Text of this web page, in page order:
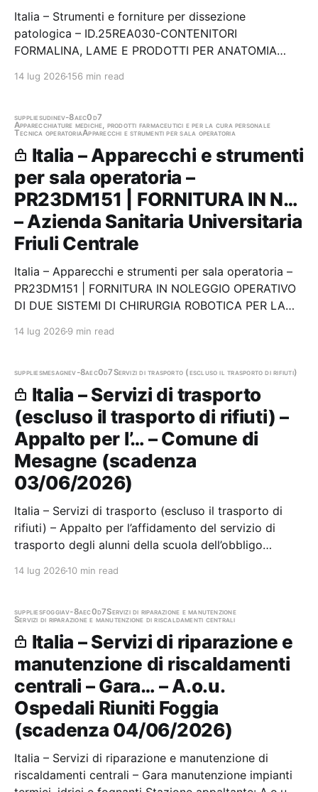
Italia – Strumenti e forniture per dissezione
patologica – ID.25REA030-CONTENITORI
FORMALINA, LAME E PRODOTTI PER ANATOMIA
di Coordinamento per la Salute Scadenza
aggiudicazione
14 lug 2026 156 min read
suppliesudinev-8aec0d7
Apparecchiature mediche, prodotti farmaceutici e per la cura personale
Tecnica operatoriaApparecchi e strumenti per sala operatoria
Italia – Apparecchi e strumenti
per sala operatoria –
PR23DM151 | FORNITURA IN N…
– Azienda Sanitaria Universitaria
Friuli Centrale
Italia – Apparecchi e strumenti per sala operatoria –
PR23DM151 | FORNITURA IN NOLEGGIO OPERATIVO
DI DUE SISTEMI DI CHIRURGIA ROBOTICA PER LA
PROCEDURE DI PROTESI DI ANCA E PROTESI DI
COMPARTIMENTALE) Stazione appaltante:…
14 lug 2026 9 min read
suppliesmesagnev-8aec0d7Servizi di trasporto (escluso il trasporto di rifiuti)
Italia – Servizi di trasporto
(escluso il trasporto di rifiuti) –
Appalto per l’… – Comune di
Mesagne (scadenza
03/06/2026)
Italia – Servizi di trasporto (escluso il trasporto di
rifiuti) – Appalto per l’affidamento del servizio di
trasporto degli alunni della scuola dell’obbligo
scolastici.Procedura aperta ex art. 71 del D. Lgs. n.
14 lug 2026 10 min read
suppliesfoggiav-8aec0d7Servizi di riparazione e manutenzione
Servizi di riparazione e manutenzione di riscaldamenti centrali
Italia – Servizi di riparazione e
manutenzione di riscaldamenti
centrali – Gara… – A.o.u.
Ospedali Riuniti Foggia
(scadenza 04/06/2026)
Italia – Servizi di riparazione e manutenzione di
riscaldamenti centrali – Gara manutenzione impianti